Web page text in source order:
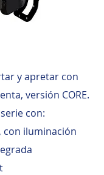
y apretar con
versión CORE.
con:
con iluminación